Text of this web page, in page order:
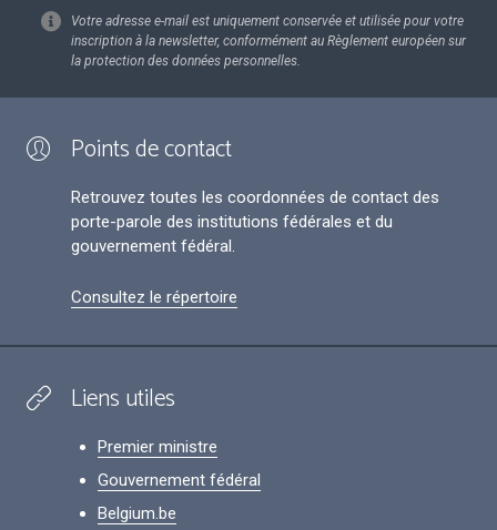
Votre adresse e-mail est uniquement conservée et utilisée pour votre
inscription à la newsletter, conformément au Règlement européen sur
la protection des données personnelles.
Points de contact
Retrouvez toutes les coordonnées de contact des
porte-parole des institutions fédérales et du
gouvernement fédéral.
Consultez le répertoire
Liens utiles
Premier ministre
Gouvernement fédéral
Belgium.be